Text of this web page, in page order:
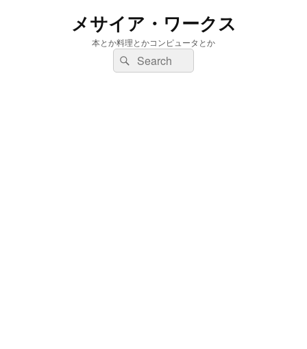
メサイア・ワークス
本とか料理とかコンピュータとか
検
索:
検
索